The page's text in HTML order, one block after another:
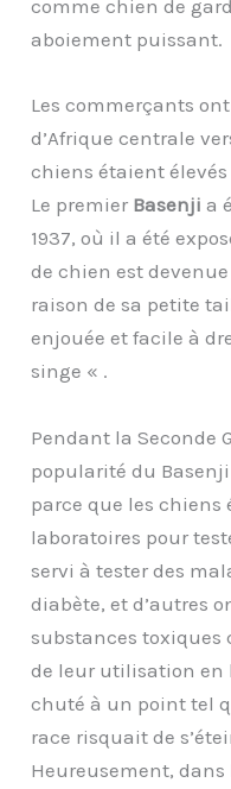
comme chien de
aboiement puissant.
Les commerçants
d’Afrique centrale
chiens étaient
Le premier Basenjia
1937, où il a été
de chien est
raison de sa petite
enjouée et facile à
singe « .
Pendant la Seconde
popularité du
parce que les
laboratoires pour
servi à tester des
diabète, etd’autres
substances toxiques
de leur utilisation en
chuté à un point tel
race risquait de
Heureusement, dans